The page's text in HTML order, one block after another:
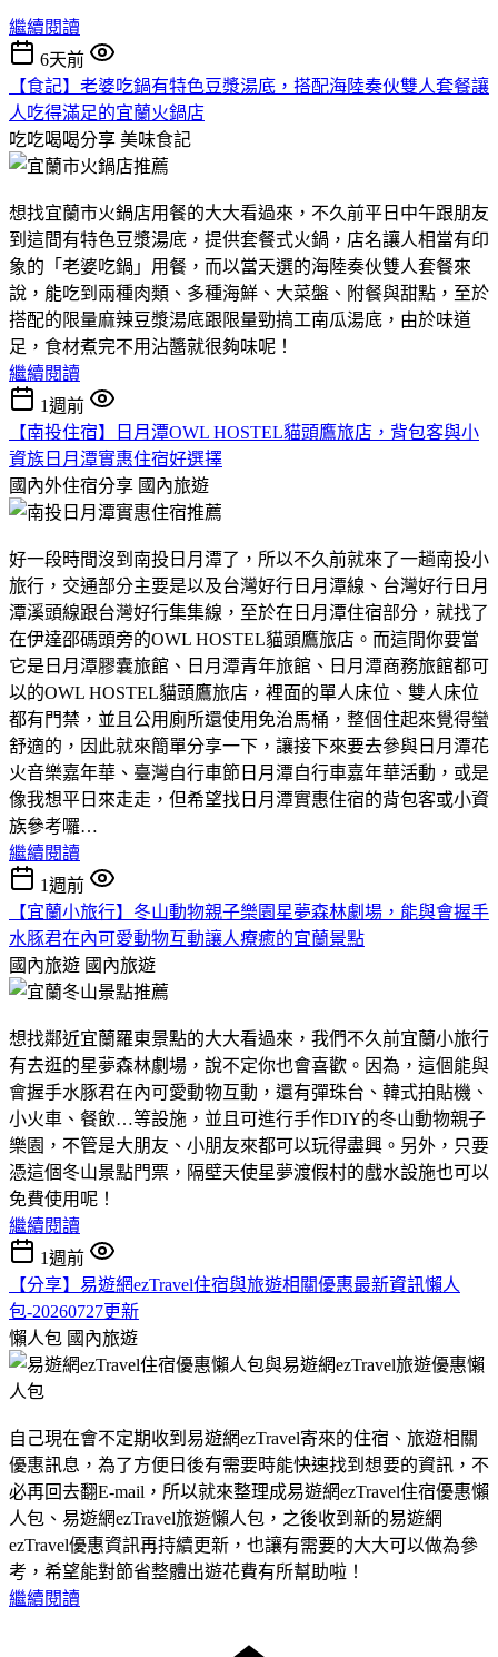
繼續閱讀
6天前
【食記】老婆吃鍋有特色豆漿湯底，搭配海陸奏伙雙人套餐讓
人吃得滿足的宜蘭火鍋店
吃吃喝喝分享 美味食記
想找宜蘭市火鍋店用餐的大大看過來，不久前平日中午跟朋友
到這間有特色豆漿湯底，提供套餐式火鍋，店名讓人相當有印
象的「老婆吃鍋」用餐，而以當天選的海陸奏伙雙人套餐來
說，能吃到兩種肉類、多種海鮮、大菜盤、附餐與甜點，至於
搭配的限量麻辣豆漿湯底跟限量勁搞工南瓜湯底，由於味道
足，食材煮完不用沾醬就很夠味呢！
繼續閱讀
1週前
【南投住宿】日月潭OWL HOSTEL貓頭鷹旅店，背包客與小
資族日月潭實惠住宿好選擇
國內外住宿分享 國內旅遊
好一段時間沒到南投日月潭了，所以不久前就來了一趟南投小
旅行，交通部分主要是以及台灣好行日月潭線、台灣好行日月
潭溪頭線跟台灣好行集集線，至於在日月潭住宿部分，就找了
在伊達邵碼頭旁的OWL HOSTEL貓頭鷹旅店。而這間你要當
它是日月潭膠囊旅館、日月潭青年旅館、日月潭商務旅館都可
以的OWL HOSTEL貓頭鷹旅店，裡面的單人床位、雙人床位
都有門禁，並且公用廁所還使用免治馬桶，整個住起來覺得蠻
舒適的，因此就來簡單分享一下，讓接下來要去參與日月潭花
火音樂嘉年華、臺灣自行車節日月潭自行車嘉年華活動，或是
像我想平日來走走，但希望找日月潭實惠住宿的背包客或小資
族參考囉…
繼續閱讀
1週前
【宜蘭小旅行】冬山動物親子樂園星夢森林劇場，能與會握手
水豚君在內可愛動物互動讓人療癒的宜蘭景點
國內旅遊 國內旅遊
想找鄰近宜蘭羅東景點的大大看過來，我們不久前宜蘭小旅行
有去逛的星夢森林劇場，說不定你也會喜歡。因為，這個能與
會握手水豚君在內可愛動物互動，還有彈珠台、韓式拍貼機、
小火車、餐飲…等設施，並且可進行手作DIY的冬山動物親子
樂園，不管是大朋友、小朋友來都可以玩得盡興。另外，只要
憑這個冬山景點門票，隔壁天使星夢渡假村的戲水設施也可以
免費使用呢！
繼續閱讀
1週前
【分享】易遊網ezTravel住宿與旅遊相關優惠最新資訊懶人
包-20260727更新
懶人包 國內旅遊
自己現在會不定期收到易遊網ezTravel寄來的住宿、旅遊相關
優惠訊息，為了方便日後有需要時能快速找到想要的資訊，不
必再回去翻E-mail，所以就來整理成易遊網ezTravel住宿優惠懶
人包、易遊網ezTravel旅遊懶人包，之後收到新的易遊網
ezTravel優惠資訊再持續更新，也讓有需要的大大可以做為參
考，希望能對節省整體出遊花費有所幫助啦！
繼續閱讀